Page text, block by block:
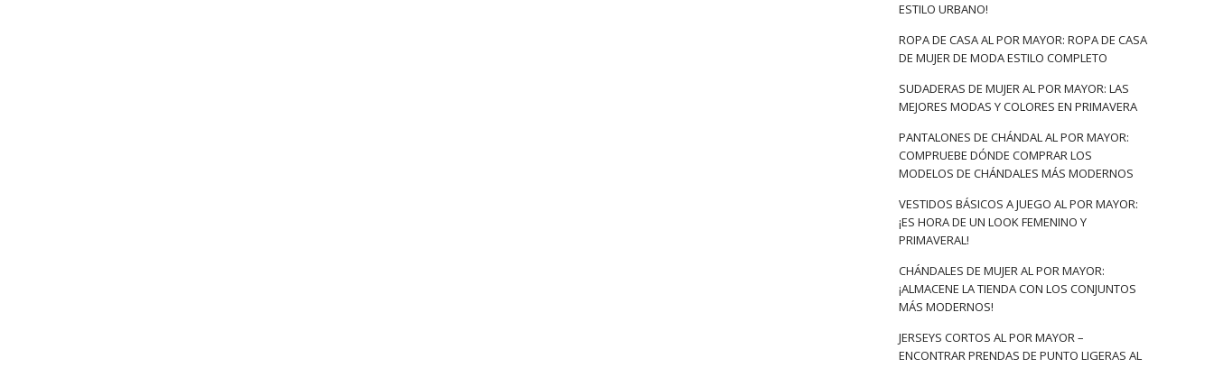
ESTILO URBANO!
ROPA DE CASA AL POR MAYOR: ROPA DE CASA
DE MUJER DE MODA ESTILO COMPLETO
SUDADERAS DE MUJER AL POR MAYOR: LAS
MEJORES MODAS Y COLORES EN PRIMAVERA
PANTALONES DE CHÁNDAL AL POR MAYOR:
COMPRUEBE DÓNDE COMPRAR LOS
MODELOS DE CHÁNDALES MÁS MODERNOS
VESTIDOS BÁSICOS A JUEGO AL POR MAYOR:
¡ES HORA DE UN LOOK FEMENINO Y
PRIMAVERAL!
CHÁNDALES DE MUJER AL POR MAYOR:
¡ALMACENE LA TIENDA CON LOS CONJUNTOS
MÁS MODERNOS!
JERSEYS CORTOS AL POR MAYOR –
ENCONTRAR PRENDAS DE PUNTO LIGERAS AL